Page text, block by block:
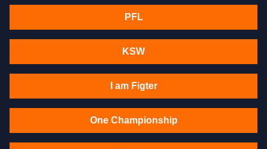
PFL
KSW
I am Figter
One Championship